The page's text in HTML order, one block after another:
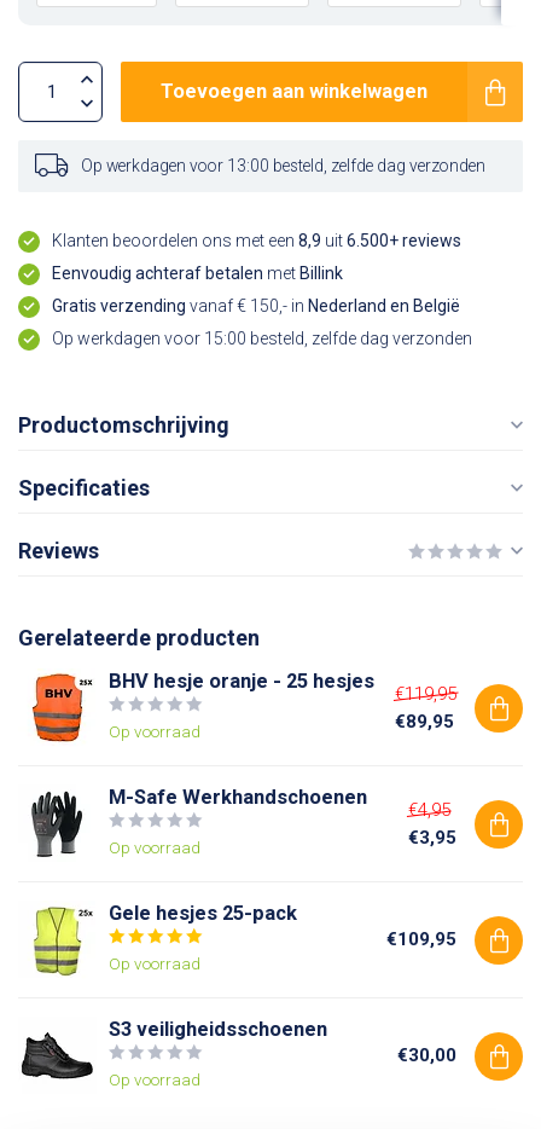
Toevoegen aan winkelwagen
Op werkdagen voor 13:00 besteld, zelfde dag verzonden
Klanten beoordelen ons met een 8,9 uit6.500+ reviews
Eenvoudig achteraf betalen met Billink
Gratis verzending vanaf € 150,- in Nederland en België
Op werkdagen voor 15:00 besteld, zelfde dag verzonden
Productomschrijving
Specificaties
Reviews
Gerelateerde producten
BHV hesje oranje - 25 hesjes
Op voorraad
€119,95
€89,95
M-Safe Werkhandschoenen
Op voorraad
€4,95
€3,95
Gele hesjes 25-pack
Op voorraad
€109,95
S3 veiligheidsschoenen
Op voorraad
€30,00